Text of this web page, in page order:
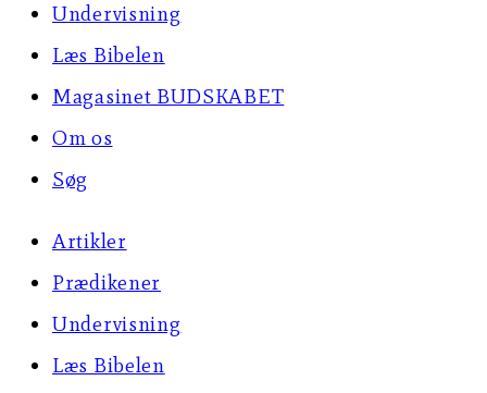
Undervisning
Læs Bibelen
Magasinet BUDSKABET
Om os
Søg
Artikler
Prædikener
Undervisning
Læs Bibelen